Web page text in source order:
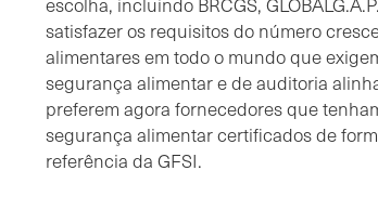
escolha, incluindo BRCGS,
satisfazer os requisitos do número
alimentares em todo o mundo que
segurança alimentar e de auditoria
preferem agora fornecedores que
segurança alimentar certificados de
referência da GFSI.